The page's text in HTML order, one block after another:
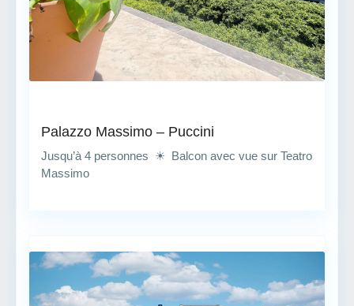
Palazzo Massimo – Puccini
Jusqu’à 4 personnes ☀ Balcon avec vue sur Teatro
Massimo